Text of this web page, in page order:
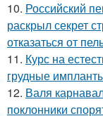
10. Российский
раскрыл секрет
отказаться от
11. Курс на
грудные
12. Валя
поклонники